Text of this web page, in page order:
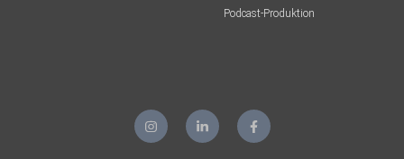
Podcast-Produktion